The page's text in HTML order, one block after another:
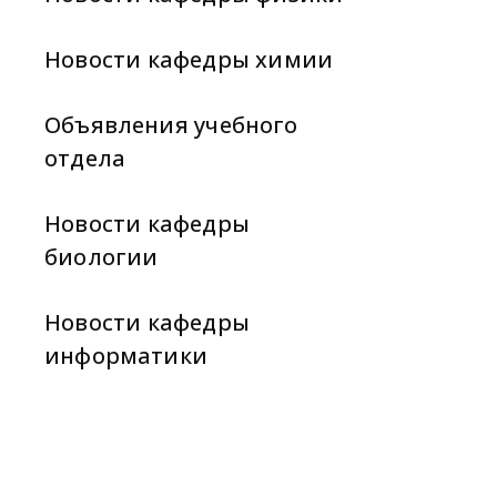
Новости кафедры химии
Объявления учебного
отдела
Новости кафедры
биологии
Новости кафедры
информатики